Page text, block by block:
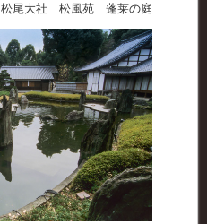
松尾大社 松風苑 蓬莱の庭